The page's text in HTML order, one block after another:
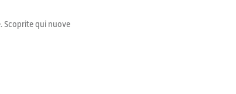
Scoprite qui nuove